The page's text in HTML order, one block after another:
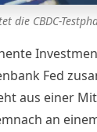
die CBDC-
Fed
aus einer
an